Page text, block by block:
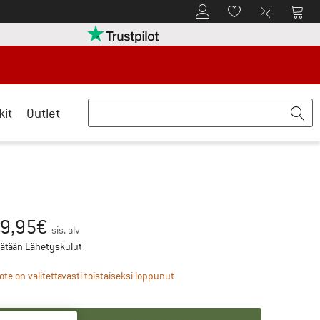
Tästä asiakastililleTästä toivelistalle.
Tästä
palautusoikeuteen täältä Avautuu tietokentässäMeillä on Trustpilot -sertifiointi - lue
Outlet
€ sis. alv
LähetyskulutTietoa lähetyskuluista. Avautuu tietokentässä
on valitettavasti toistaiseksi loppunutLinkki avautuu tietokentässä ja